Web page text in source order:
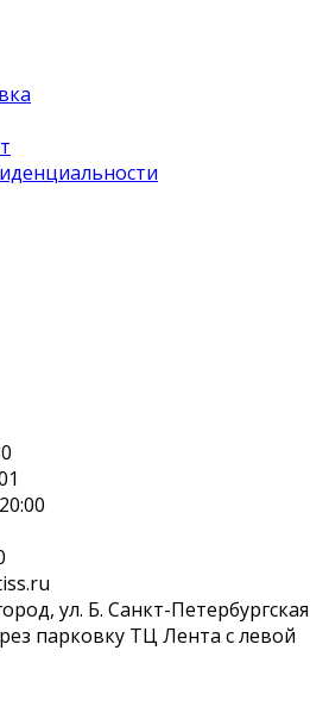
ул. Б. Санкт-Петербургская
парковку ТЦ Лента с левой